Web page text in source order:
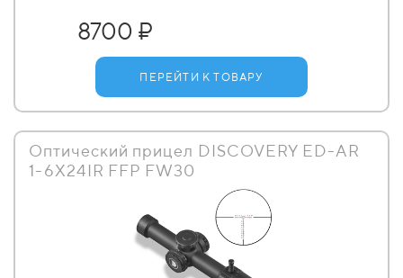
8700 ₽
ПЕРЕЙТИ К ТОВАРУ
Оптический прицел DISCOVERY ED-AR
1-6X24IR FFP FW30